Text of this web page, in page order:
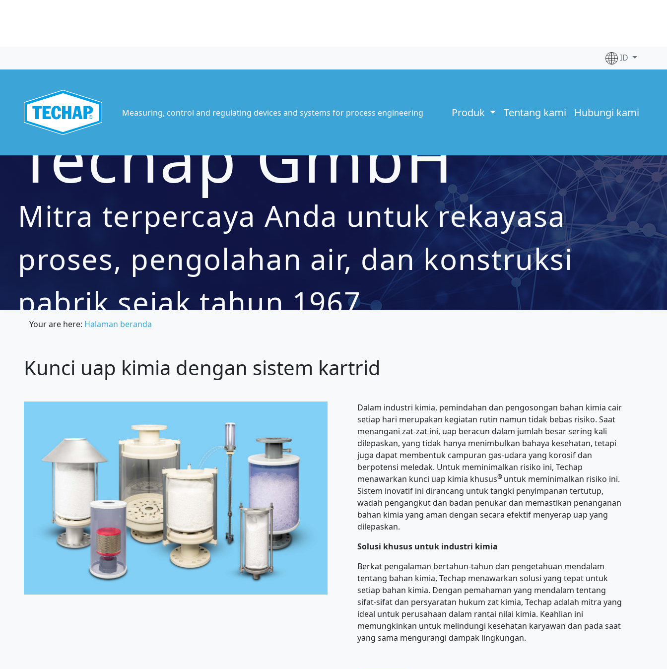
Hubungi kami
Techap GmbH
Mitra terpercaya Anda untuk rekayasa
proses, pengolahan air, dan konstruksi
pabrik sejak tahun 1967
Your are here: Halaman beranda
Kunci uap kimia dengan sistem kartrid
Dalam industri kimia, pemindahan dan pengosongan bahan kimia cair
setiap hari merupakan kegiatan rutin namun tidak bebas risiko. Saat
menangani zat-zat ini, uap beracun dalam jumlah besar sering kali
dilepaskan, yang tidak hanya menimbulkan bahaya kesehatan, tetapi
juga dapat membentuk campuran gas-udara yang korosif dan
berpotensi meledak. Untuk meminimalkan risiko ini, Techap
menawarkan kunci uap kimia khusus® untuk meminimalkan risiko ini.
Sistem inovatif ini dirancang untuk tangki penyimpanan tertutup,
wadah pengangkut dan badan penukar dan memastikan penanganan
bahan kimia yang aman dengan secara efektif menyerap uap yang
dilepaskan.
Solusi khusus untuk industri kimia
Berkat pengalaman bertahun-tahun dan pengetahuan mendalam
tentang bahan kimia, Techap menawarkan solusi yang tepat untuk
setiap bahan kimia. Dengan pemahaman yang mendalam tentang
sifat-sifat dan persyaratan hukum zat kimia, Techap adalah mitra yang
ideal untuk perusahaan dalam rantai nilai kimia. Keahlian ini
memungkinkan untuk melindungi kesehatan karyawan dan pada saat
yang sama mengurangi dampak lingkungan.